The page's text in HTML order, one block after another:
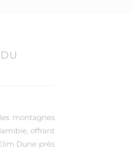
montagnes
offrant
Dune près